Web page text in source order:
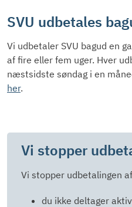
SVU udbetales
Vi udbetaler SVU bagud en
af fire eller fem uger. Hver
næstsidste søndag i en
her.
Vi stopper
Vi stopper udbetalingen
du ikke deltager